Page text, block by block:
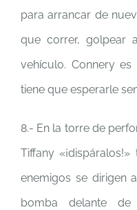
para arrancar de
que correr, golpear
vehículo. Connery
tiene que esperarle
8.- En la torre de
Tiffany
enemigos se dirigen
bomba delante de